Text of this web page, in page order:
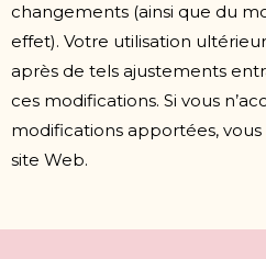
changements (ainsi que du
effet). Votre utilisation
après de tels ajustements
ces modifications. Si vous
modifications apportées, vous
site Web.